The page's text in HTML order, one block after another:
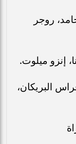
روجر
إنزو ميلوت.
البريكان،